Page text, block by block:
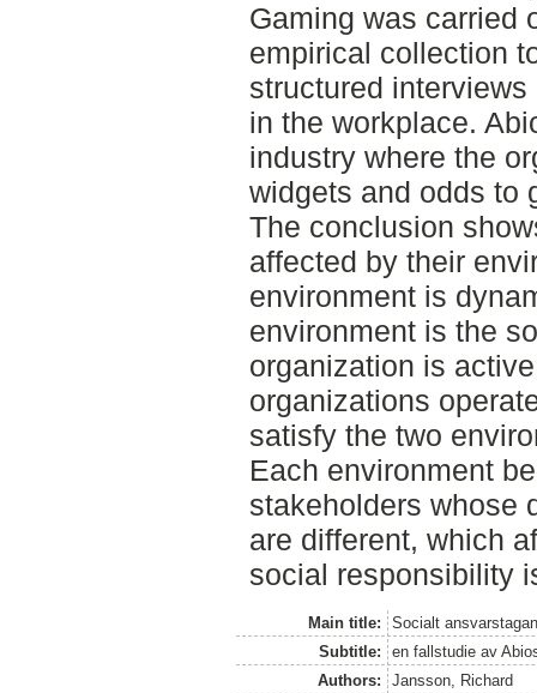
Gaming was carried
empirical collection
structured
in the workplace.
industry where the
widgets and odds to
The conclusion
affected by their
environment is
environment is the
organization is
organizations
satisfy the two
Each environment
stakeholders whose
are different, which
social responsibility
Main title:
Socialt
Subtitle:
en fallstudie av
Authors:
Jansson, Richard